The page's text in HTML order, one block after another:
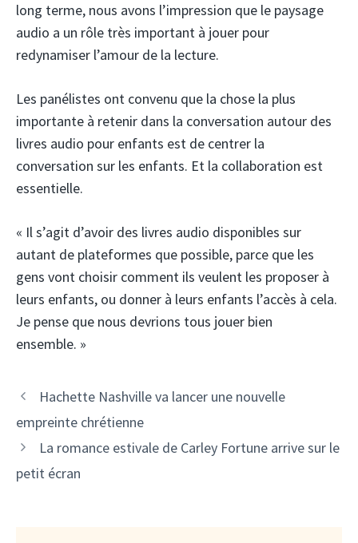
long terme, nous avons l’impression que le paysage
audio a un rôle très important à jouer pour
redynamiser l’amour de la lecture.
Les panélistes ont convenu que la chose la plus
importante à retenir dans la conversation autour des
livres audio pour enfants est de centrer la
conversation sur les enfants. Et la collaboration est
essentielle.
« Il s’agit d’avoir des livres audio disponibles sur
autant de plateformes que possible, parce que les
gens vont choisir comment ils veulent les proposer à
leurs enfants, ou donner à leurs enfants l’accès à cela.
Je pense que nous devrions tous jouer bien
ensemble. »
Hachette Nashville va lancer une nouvelle
empreinte chrétienne
La romance estivale de Carley Fortune arrive sur le
petit écran